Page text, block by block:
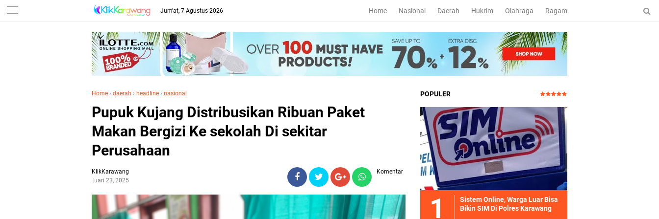
Jum'at, 7 Agustus 2026 Home Nasional Daerah Hukrim Olahraga Ragam
Home › daerah › headline › nasional
Pupuk Kujang Distribusikan Ribuan Paket
Makan Bergizi Ke sekolah Di sekitar
Perusahaan
KlikKarawang
Januari 23, 2025
Komentar
POPULER
Sistem Online, Warga Luar Bisa
Bikin SIM Di Polres Karawang